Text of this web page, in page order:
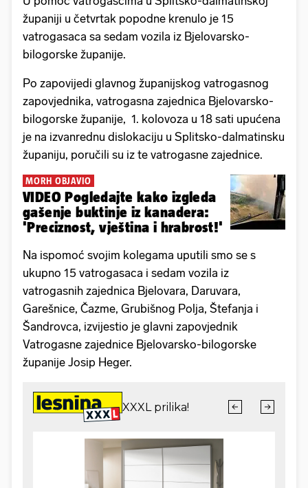
županiji u četvrtak popodne krenulo je 15
vatrogasaca sa sedam vozila iz Bjelovarsko-
bilogorske županije.
Po zapovijedi glavnog županijskog vatrogasnog
zapovjednika, vatrogasna zajednica Bjelovarsko-
bilogorske županije, 1. kolovoza u 18 sati upućena
je na izvanrednu dislokaciju u Splitsko-dalmatinsku
županiju, poručili su iz te vatrogasne zajednice.
MORH OBJAVIO
VIDEO Pogledajte kako izgleda
gašenje buktinje iz kanadera:
'Preciznost, vještina i hrabrost!'
Na ispomoć svojim kolegama uputili smo se s
ukupno 15 vatrogasaca i sedam vozila iz
vatrogasnih zajednica Bjelovara, Daruvara,
Garešnice, Čazme, Grubišnog Polja, Štefanja i
Šandrovca, izvijestio je glavni zapovjednik
Vatrogasne zajednice Bjelovarsko-bilogorske
županije Josip Heger.